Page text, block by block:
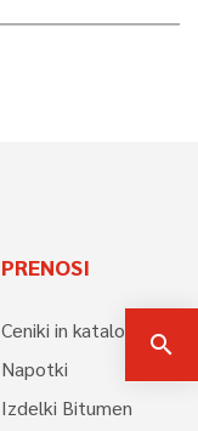
search
PRENOSI
Ceniki in katalogi
Napotki
Izdelki Bitumen